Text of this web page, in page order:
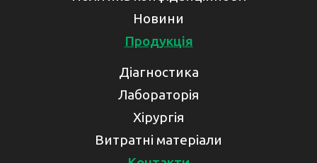
Новини
Продукція
Діагностика
Лабораторія
Хірургія
Витратні матеріали